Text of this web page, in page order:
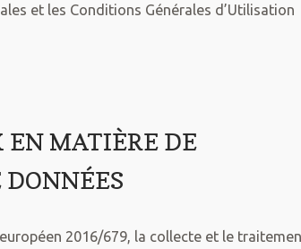
et les Conditions Générales d’Utilisation
EN MATIÈRE DE
2016/679, la collecte et le